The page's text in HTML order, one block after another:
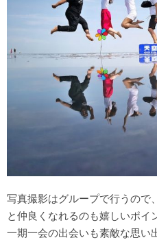
写真撮影はグループで行うので
と仲良くなれるのも嬉しいポイ
一期一会の出会いも素敵な思い